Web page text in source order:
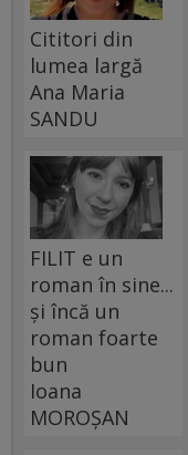
Cititori din
lumea largă
Ana Maria
SANDU
FILIT e un
roman în sine...
și încă un
roman foarte
bun
Ioana
MOROȘAN